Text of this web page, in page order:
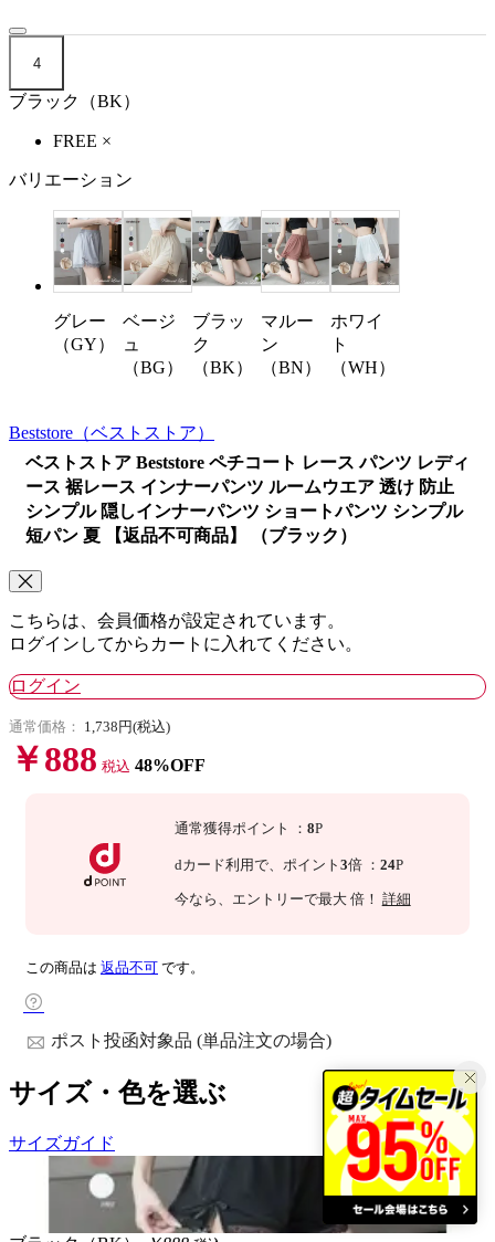
4
ブラック（BK）
FREE ×
バリエーション
グレー
（GY）
ベージ
ュ
（BG）
ブラッ
ク
（BK）
マルー
ン
（BN）
ホワイ
ト
（WH）
Beststore （ベストストア）
ベストストア Beststore ペチコート レース パンツ レディ
ース 裾レース インナーパンツ ルームウエア 透け 防止
シンプル 隠しインナーパンツ ショートパンツ シンプル
短パン 夏 【返品不可商品】 （ブラック）
こちらは、会員価格が設定されています。
ログインしてからカートに入れてください。
ログイン
通常価格： 1,738円(税込)
￥888 税込 48%OFF
通常獲得ポイント ： 8P
dカード利用で、 ポイント 3倍 ： 24P
今なら 、エントリーで最大 倍！ 詳細
この商品は 返品不可 です。
ポスト投函対象品 (単品注文の場合)
サイズ・色を選ぶ
サイズガイド